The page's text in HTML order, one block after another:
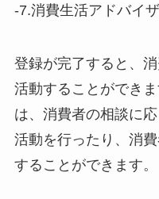
-7.消費生活アドバイ
登録が完了すると、
活動することができ
は、消費者の相談に
活動を行ったり、消
することができます。